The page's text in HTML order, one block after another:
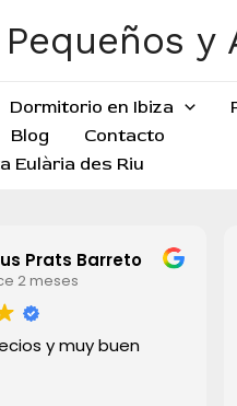
y
Dormitorio en Ibiza
Blog
Contacto
Eulària des Riu
Prats Barreto
2 meses
y muy buen